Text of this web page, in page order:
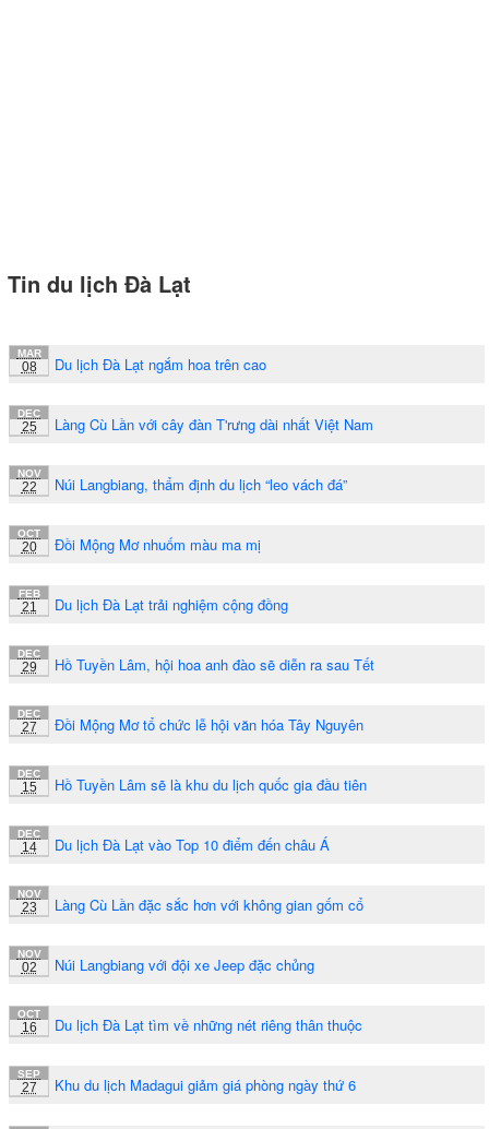
Tin du lịch Đà Lạt
MAR
08 Du lịch Đà Lạt ngắm hoa trên cao
DEC
25 Làng Cù Lần với cây đàn T'rưng dài nhất Việt Nam
NOV
22 Núi Langbiang, thẩm định du lịch “leo vách đá”
OCT
20 Đồi Mộng Mơ nhuốm màu ma mị
FEB
21 Du lịch Đà Lạt trải nghiệm cộng đồng
DEC
29 Hồ Tuyền Lâm, hội hoa anh đào sẽ diễn ra sau Tết
DEC
27 Đồi Mộng Mơ tổ chức lễ hội văn hóa Tây Nguyên
DEC
15 Hồ Tuyền Lâm sẽ là khu du lịch quốc gia đầu tiên
DEC
14 Du lịch Đà Lạt vào Top 10 điểm đến châu Á
NOV
23 Làng Cù Lần đặc sắc hơn với không gian gốm cổ
NOV
02 Núi Langbiang với đội xe Jeep đặc chủng
OCT
16 Du lịch Đà Lạt tìm về những nét riêng thân thuộc
SEP
27 Khu du lịch Madagui giảm giá phòng ngày thứ 6